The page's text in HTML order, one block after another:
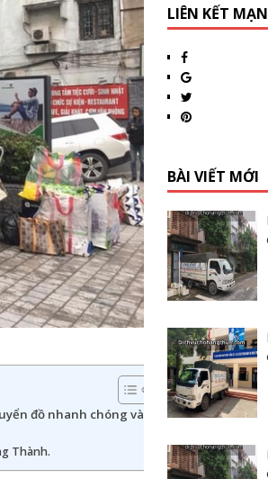
đồ nhanh chóng và
Thành.
LIÊN KẾT
BÀI VIẾT MỚI